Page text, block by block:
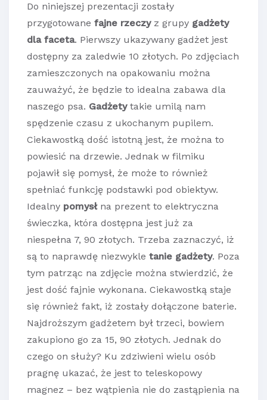
Do niniejszej prezentacji zostały
przygotowane fajne rzeczyz grupy gadżety
dla faceta. Pierwszy ukazywany gadżet jest
dostępny za zaledwie 10 złotych. Po zdjęciach
zamieszczonych na opakowaniu można
zauważyć, że będzie to idealna zabawa dla
naszego psa. Gadżetytakie umilą nam
spędzenie czasu z ukochanym pupilem.
Ciekawostką dość istotną jest, że można to
powiesić na drzewie. Jednak w filmiku
pojawił się pomysł, że może to również
spełniać funkcję podstawki pod obiektyw.
Idealny pomysłna prezent to elektryczna
świeczka, która dostępna jest już za
niespełna 7, 90 złotych. Trzeba zaznaczyć, iż
są to naprawdę niezwykle tanie gadżety. Poza
tym patrząc na zdjęcie można stwierdzić, że
jest dość fajnie wykonana. Ciekawostką staje
się również fakt, iż zostały dołączone baterie.
Najdroższym gadżetem był trzeci, bowiem
zakupiono go za 15, 90 złotych. Jednak do
czego on służy? Ku zdziwieni wielu osób
pragnę ukazać, że jest to teleskopowy
magnez – bez wątpienia nie do zastąpienia na